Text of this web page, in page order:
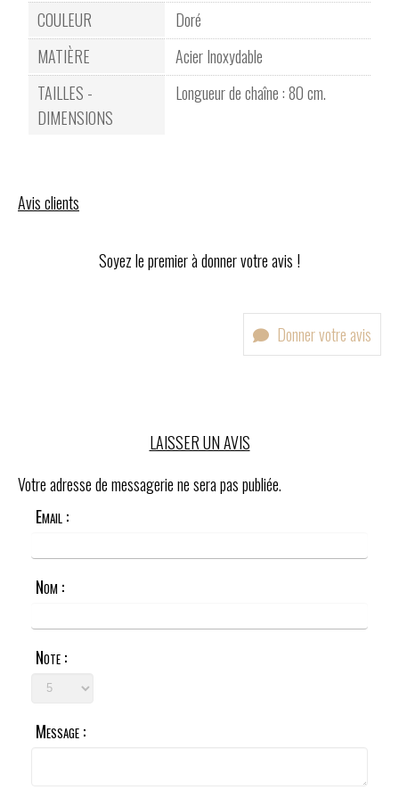
COULEUR
Doré
MATIÈRE
Acier Inoxydable
TAILLES -
DIMENSIONS
Longueur de chaîne : 80 cm.
Avis clients
Soyez le premier à donner votre avis !
Donner votre avis
LAISSER UN AVIS
Votre adresse de messagerie ne sera pas publiée.
Email :
Nom :
Note :
Message :